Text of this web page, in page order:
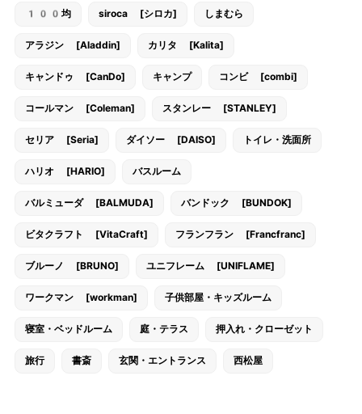
100均 siroca [シロカ] しまむら
アラジン [Aladdin] カリタ [Kalita]
キャンドゥ [CanDo] キャンプ コンビ [combi]
コールマン [Coleman] スタンレー [STANLEY]
セリア [Seria] ダイソー [DAISO] トイレ・洗面所
ハリオ [HARIO] バスルーム
バルミューダ [BALMUDA] バンドック [BUNDOK]
ビタクラフト [VitaCraft] フランフラン [Francfranc]
ブルーノ [BRUNO] ユニフレーム [UNIFLAME]
ワークマン [workman] 子供部屋・キッズルーム
寝室・ベッドルーム 庭・テラス 押入れ・クローゼット
旅行 書斎 玄関・エントランス 西松屋